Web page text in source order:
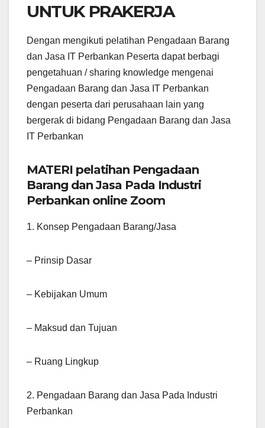
UNTUK PRAKERJA
Dengan mengikuti pelatihan Pengadaan Barang
dan Jasa IT Perbankan Peserta dapat berbagi
pengetahuan / sharing knowledge mengenai
Pengadaan Barang dan Jasa IT Perbankan
dengan peserta dari perusahaan lain yang
bergerak di bidang Pengadaan Barang dan Jasa
IT Perbankan
MATERI pelatihan Pengadaan
Barang dan Jasa Pada Industri
Perbankan online Zoom
1. Konsep Pengadaan Barang/Jasa
– Prinsip Dasar
– Kebijakan Umum
– Maksud dan Tujuan
– Ruang Lingkup
2. Pengadaan Barang dan Jasa Pada Industri
Perbankan